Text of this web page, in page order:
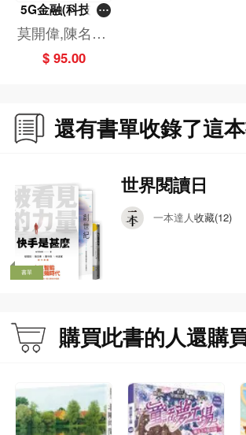
5G金融(科技引
領時代變革)
莫開偉,陳名銀,
邱泉
$ 95.00
還有書單收錄了這
書單
世界閱讀日
一本達人收藏(12)
購買此書的人還購